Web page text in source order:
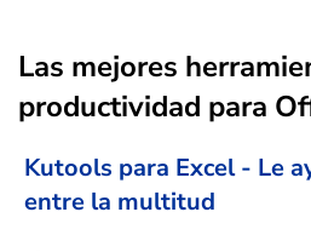
Las mejores
productividad para
Kutools para Excel - Le
entre la multitud